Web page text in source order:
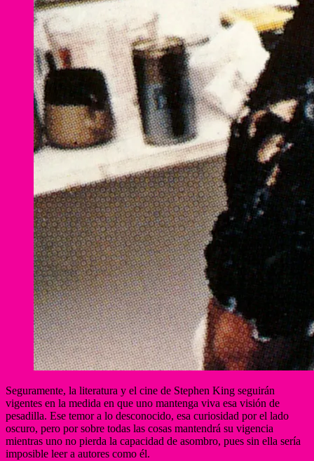
Seguramente, la literatura y el cine de Stephen King seguirán
vigentes en la medida en que uno mantenga viva esa visión de
pesadilla. Ese temor a lo desconocido, esa curiosidad por el lado
oscuro, pero por sobre todas las cosas mantendrá su vigencia
mientras uno no pierda la capacidad de asombro, pues sin ella sería
imposible leer a autores como él.